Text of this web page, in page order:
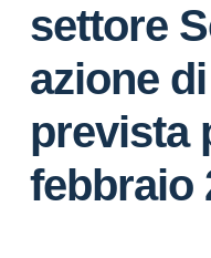
settore
azione
prevista
febbraio